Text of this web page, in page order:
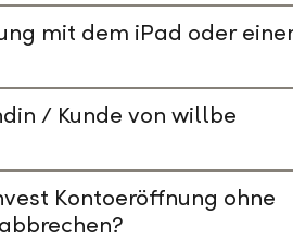
mit dem iPad oder
/ Kunde von willbe
Kontoeröffnung ohne